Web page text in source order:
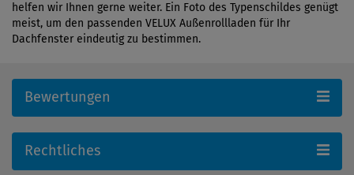
helfen wir Ihnen gerne weiter. Ein Foto des Typenschildes genügt
meist, um den passenden VELUX Außenrollladen für Ihr
Dachfenster eindeutig zu bestimmen.
Bewertungen
Rechtliches